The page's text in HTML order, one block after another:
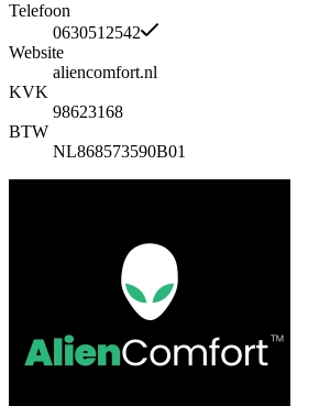
Telefoon
0630512542
Website
aliencomfort.nl
KVK
98623168
BTW
NL868573590B01